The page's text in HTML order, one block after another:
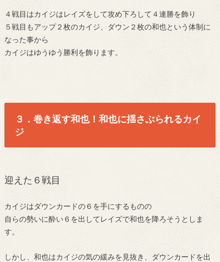
４戦目はカイジはレイズをして攻め下ろして４連勝を飾り
５戦目もアップ２枚のカイジ、ダウン２枚の和也という体制に
なった事から
カイジはゆうゆう勝利を飾ります。
３．巻き返す和也！和也に揺さぶられるカイ
ジ
迎えた６戦目
カイジはダウンカードの６を手にするものの
自らの勢いに酔い６を出してレイズで和也を降ろそうとしま
す。
しかし、和也はカイジの気の緩みを見抜き、ダウンカードを出